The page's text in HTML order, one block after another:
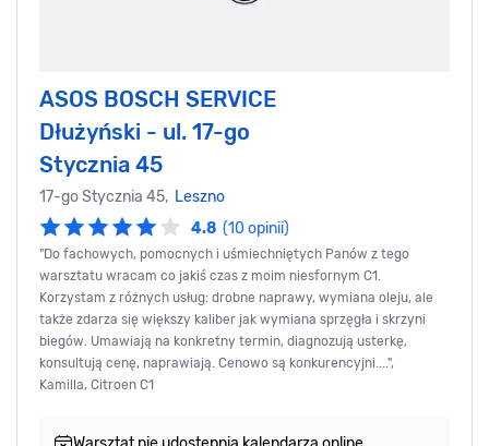
ASOS BOSCH SERVICE
Dłużyński - ul. 17-go
Stycznia 45
17-go Stycznia 45, Leszno
4.8 (10 opinii)
"Do fachowych, pomocnych i uśmiechniętych Panów z tego
warsztatu wracam co jakiś czas z moim niesfornym C1.
Korzystam z różnych usług: drobne naprawy, wymiana oleju, ale
także zdarza się większy kaliber jak wymiana sprzęgła i skrzyni
biegów. Umawiają na konkretny termin, diagnozują usterkę,
konsultują cenę, naprawiają. Cenowo są konkurencyjni....",
Kamilla, Citroen C1